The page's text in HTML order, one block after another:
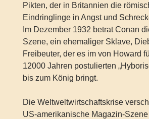
Pikten, der in Britannien die
Eindringlinge in Angst und
Im Dezember 1932 betrat Conan
Szene, ein ehemaliger Sklave,
Freibeuter, der es im von Howard
12000 Jahren postulierten
bis zum König bringt.
Die Weltweltwirtschaftskrise
US-amerikanische Magazin-